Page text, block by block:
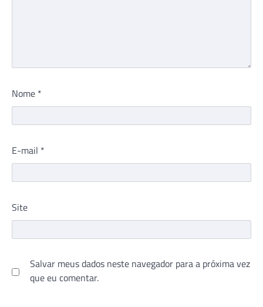
Nome *
E-mail *
Site
Salvar meus dados neste navegador para a próxima vez
que eu comentar.